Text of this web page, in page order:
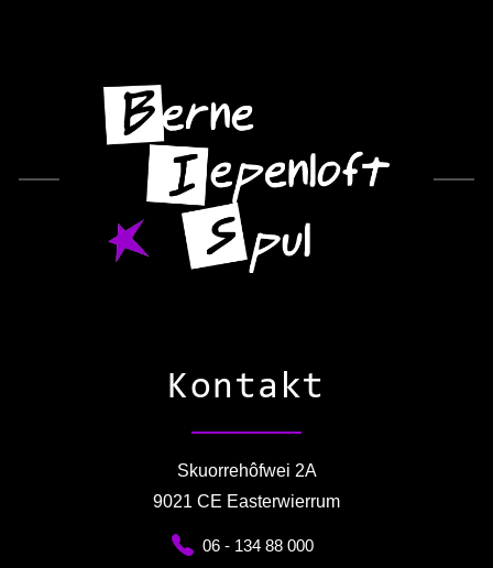
Kontakt
Skuorrehôfwei 2A
9021 CE Easterwierrum
06 - 134 88 000